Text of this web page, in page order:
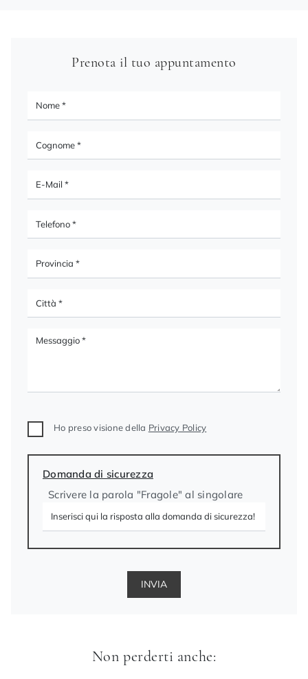
Prenota il tuo appuntamento
Ho preso visione della Privacy Policy
Domanda di sicurezza
Scrivere la parola "Fragole" al singolare
INVIA
Non perderti anche: